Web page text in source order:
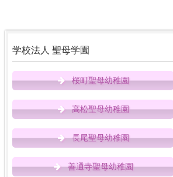
学校法人 聖母学園
桜町聖母幼稚園
高松聖母幼稚園
長尾聖母幼稚園
善通寺聖母幼稚園